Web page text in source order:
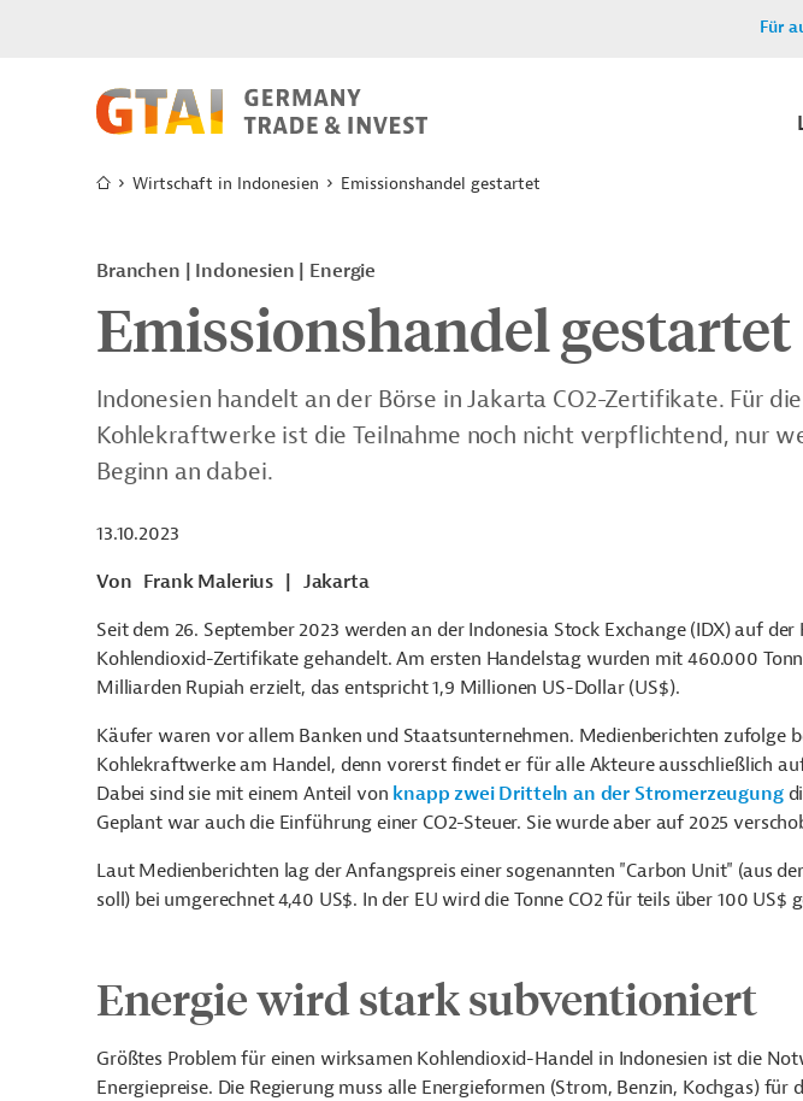
Für
Wirtschaft in Indonesien Emissionshandel gestartet
Branchen | Indonesien | Energie
Emissionshandel gestartet
Indonesien handelt an der Börse in Jakarta CO2-Zertifikate. Für
Kohlekraftwerke ist die Teilnahme noch nicht verpflichtend, nur
Beginn an dabei.
13.10.2023
Von Frank Malerius
Jakarta
Seit dem 26. September 2023 werden an der Indonesia Stock Exchange (IDX) auf
Kohlendioxid-Zertifikate gehandelt. Am ersten Handelstag wurden mit 460.000
Milliarden Rupiah erzielt, das entspricht 1,9 Millionen US-Dollar (US$).
Käufer waren vor allem Banken und Staatsunternehmen. Medienberichten zufolge
Kohlekraftwerke am Handel, denn vorerst findet er für alle Akteure ausschließlich
Dabei sind sie mit einem Anteil von knapp zwei Dritteln an der Stromerzeugung
Geplant war auch die Einführung einer CO2-Steuer. Sie wurde aber auf 2025
Laut Medienberichten lag der Anfangspreis einer sogenannten "Carbon Unit" (aus
soll) bei umgerechnet 4,40 US$. In der EU wird die Tonne CO2 für teils über 100 US$
Energie wird stark subventioniert
Größtes Problem für einen wirksamen Kohlendioxid-Handel in Indonesien ist die
Energiepreise. Die Regierung muss alle Energieformen (Strom, Benzin, Kochgas) für